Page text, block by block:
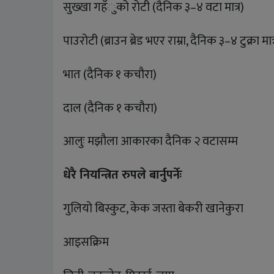
सुख्खा गहँुको रोटी (दैनिक ३–४ वटा मात्र)
पाउरोटी (ब्राउन ब्रेड भएर राम्रा, दैनिक ३–४ टुक्रा
भात (दैनिक १ कचौरा)
दाल (दैनिक १ कचौरा)
आलुः मझौला आकारका दैनिक २ वटासम्म
धेरै नियन्त्रित रुपले बार्नुपर्नेः
गुलियो बिस्कुट, केक जस्ता बेकरी खानेकुरा
आइसक्रिम